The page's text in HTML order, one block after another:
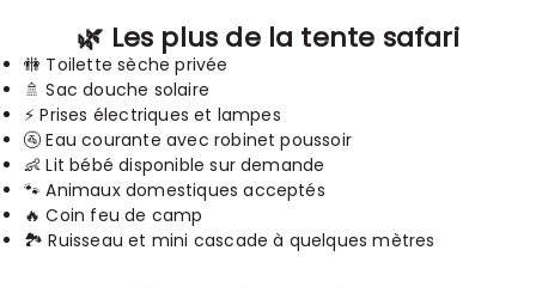
🌿 Les plus de la tente safari
🚻 Toilette sèche privée
🚿 Sac douche solaire
⚡ Prises électriques et lampes
🚰 Eau courante avec robinet poussoir
👶 Lit bébé disponible sur demande
🐾 Animaux domestiques acceptés
🔥 Coin feu de camp
🏞️ Ruisseau et mini cascade à quelques mètres